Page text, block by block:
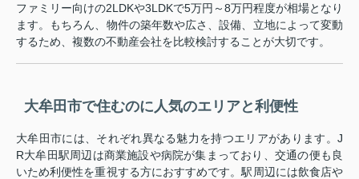
ファミリー向けの2LDKや3LDKで5万円～8万円程度が相場となり
ます。もちろん、物件の築年数や広さ、設備、立地によって変動
するため、複数の不動産会社を比較検討することが大切です。
大牟田市で住むのに人気のエリアと利便性
大牟田市には、それぞれ異なる魅力を持つエリアがあります。J
R大牟田駅周辺は商業施設や病院が集まっており、交通の便も良
いため利便性を重視する方におすすめです。駅周辺には飲食店や